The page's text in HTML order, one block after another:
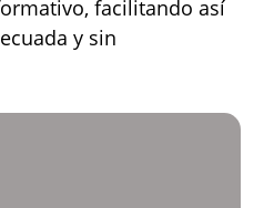
facilitando así
y sin